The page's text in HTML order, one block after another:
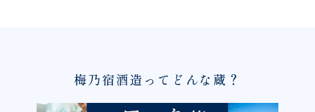
梅乃宿酒造ってどんな蔵？